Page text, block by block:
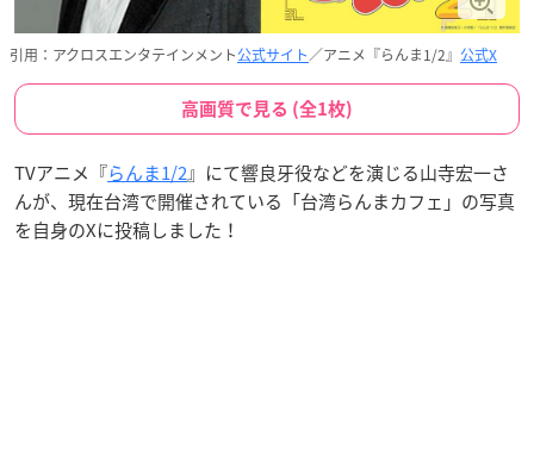
引用：アクロスエンタテインメント公式サイト／アニメ『らんま1/2』 公式X
高画質で見る (全1枚)
TVアニメ『らんま1/2』にて響良牙役などを演じる山寺宏一さ
んが、現在台湾で開催されている「台湾らんまカフェ」の写真
を自身のXに投稿しました！